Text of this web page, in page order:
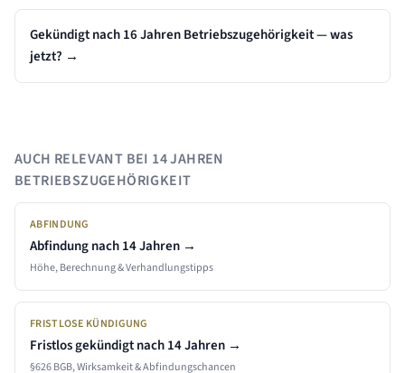
Gekündigt nach 16 Jahren Betriebszugehörigkeit — was
jetzt? →
AUCH RELEVANT BEI 14 JAHREN
BETRIEBSZUGEHÖRIGKEIT
ABFINDUNG
Abfindung nach14 Jahren →
Höhe, Berechnung & Verhandlungstipps
FRISTLOSE KÜNDIGUNG
Fristlos gekündigt nach14 Jahren →
§626 BGB, Wirksamkeit & Abfindungschancen